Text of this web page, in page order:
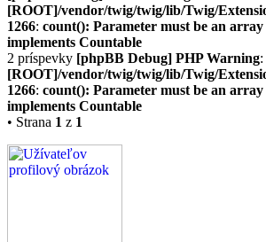
[ROOT]/vendor/twig/twig/lib/Twig/
1266: count(): Parameter must be an
implements Countable
2 príspevky [phpBB Debug] PHP Warning
[ROOT]/vendor/twig/twig/lib/Twig/
1266: count(): Parameter must be an
implements Countable
• Strana 1 z 1